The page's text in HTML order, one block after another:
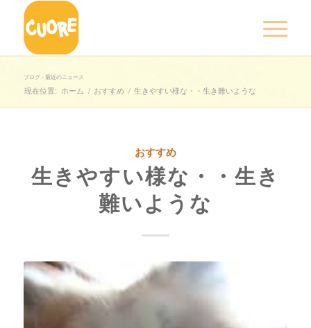
ブログ - 最近のニュース
現在位置: ホーム / おすすめ / 生きやすい様な・・生き難いような
おすすめ
生きやすい様な・・生き
難いような